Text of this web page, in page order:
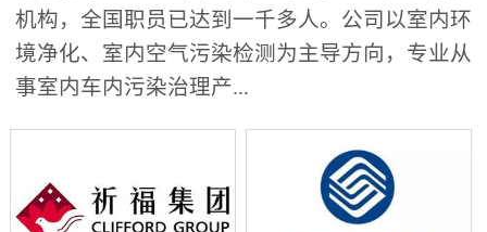
机构，全国职员已达到一千多人。公司以室内环
境净化、室内空气污染检测为主导方向，专业从
事室内车内污染治理产...